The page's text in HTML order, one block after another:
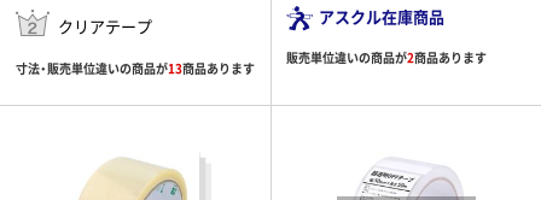
クリアテープ
寸法・販売単位違いの商品が13商品あります
アスクル在庫商品
販売単位違いの商品が2商品あります